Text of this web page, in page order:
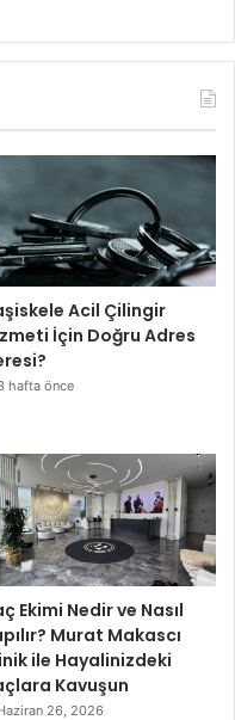
Acil Çilingir
İçin Doğru Adres
hafta önce
Ekimi Nedir ve Nasıl
Murat Makascı
ile Hayalinizdeki
Kavuşun
26, 2026